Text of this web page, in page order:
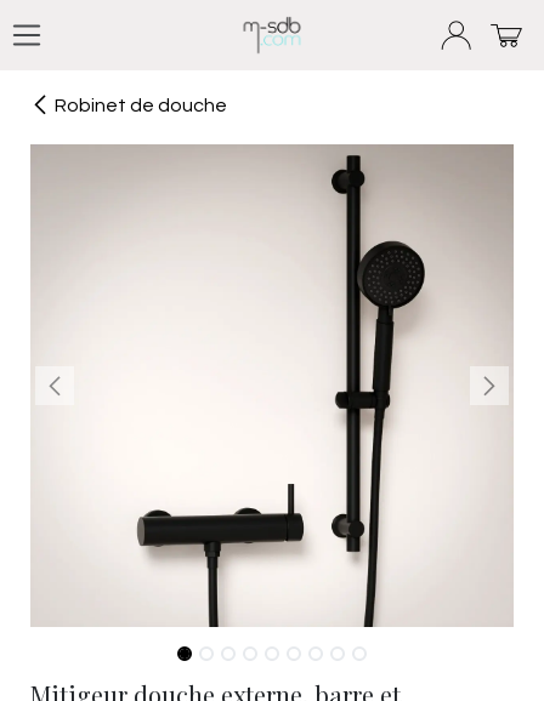
Robinet de douche
Mitigeur douche externe, barre et